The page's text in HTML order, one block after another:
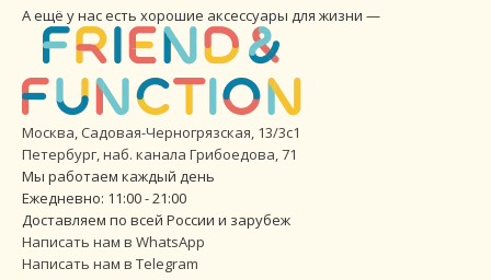
А ещё у нас есть хорошие аксессуары для жизни —
Москва, Садовая-Черногрязская, 13/3с1
Петербург,наб. канала Грибоедова, 71
Мы работаем каждый день
Ежедневно: 11:00 - 21:00
Доставляем по всей России и зарубеж
Написать нам в WhatsApp
Написать нам в Telegram